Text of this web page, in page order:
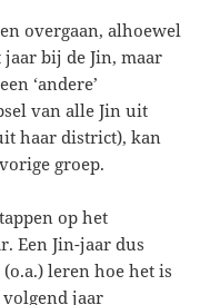
overgaan, alhoewel
bij de Jin, maar
‘andere’
van alle Jin uit
haar district), kan
groep.
op het
Een Jin-jaar dus
leren hoe het is
jaar